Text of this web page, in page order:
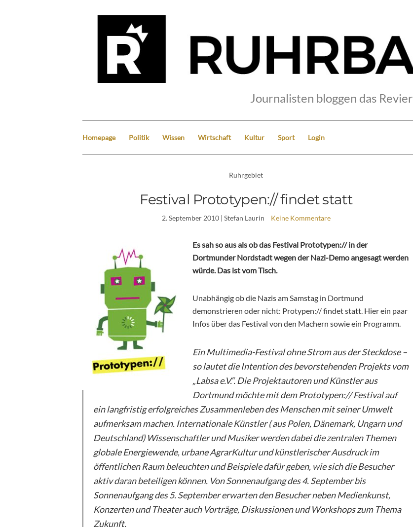
Journalisten bloggen das Revier
Homepage Politik Wissen Wirtschaft Kultur Sport Login
Ruhrgebiet
Festival Prototypen:// findet statt
2. September 2010| Stefan Laurin Keine Kommentare
Es sah so aus als ob das Festival Prototypen:// in der
Dortmunder Nordstadt wegen der Nazi-Demo angesagt werden
würde. Das ist vom Tisch.
Unabhängig ob die Nazis am Samstag in Dortmund
demonstrieren oder nicht: Protypen:// findet statt. Hier ein paar
Infos über das Festival von den Machern sowie ein Programm.
Ein Multimedia-Festival ohne Strom aus der Steckdose –
so lautet die Intention des bevorstehenden Projekts vom
„Labsa e.V.“. Die Projektautoren und Künstler aus
Dortmund möchte mit dem Prototypen:// Festival auf
ein langfristig erfolgreiches Zusammenleben des Menschen mit seiner Umwelt
aufmerksam machen. Internationale Künstler ( aus Polen, Dänemark, Ungarn und
Deutschland) Wissenschaftler und Musiker werden dabei die zentralen Themen
globale Energiewende, urbane AgrarKultur und künstlerischer Ausdruck im
öffentlichen Raum beleuchten und Beispiele dafür geben, wie sich die Besucher
aktiv daran beteiligen können. Von Sonnenaufgang des 4. September bis
Sonnenaufgang des 5. September erwarten den Besucher neben Medienkunst,
Konzerten und Theater auch Vorträge, Diskussionen und Workshops zum Thema
Zukunft.